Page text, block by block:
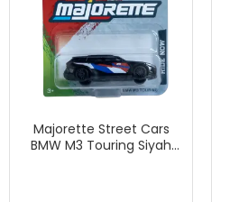
Majorette Street Cars
BMW M3 Touring Siyah